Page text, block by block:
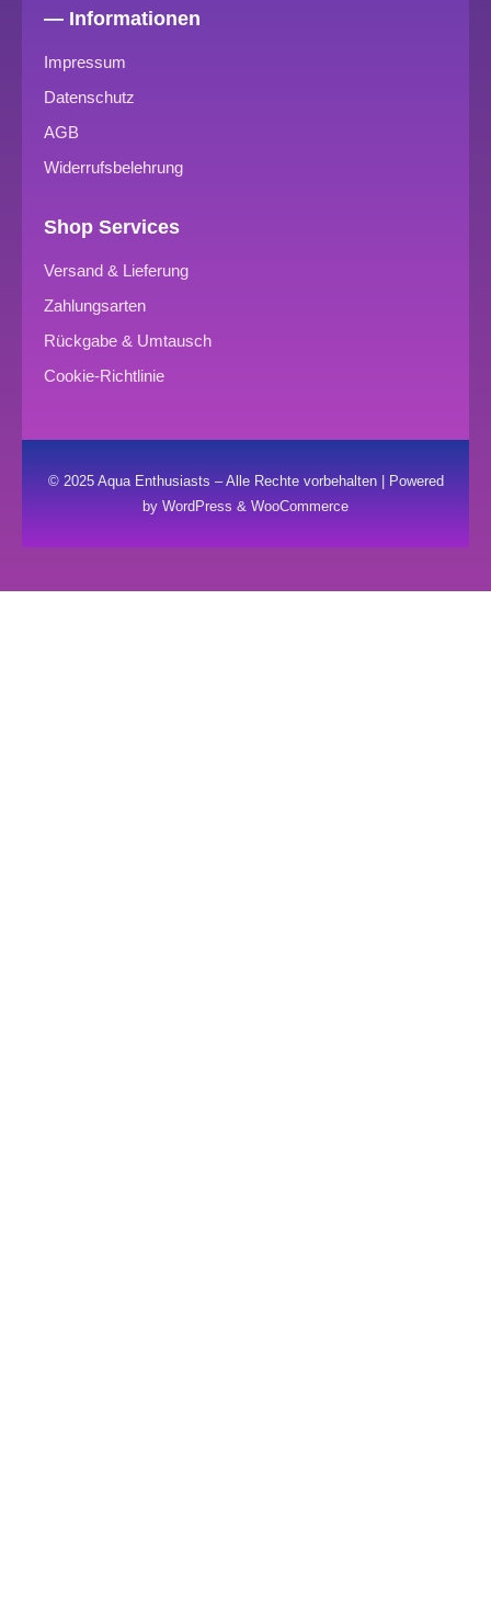
— Informationen
Impressum
Datenschutz
AGB
Widerrufsbelehrung
Shop Services
Versand & Lieferung
Zahlungsarten
Rückgabe & Umtausch
Cookie-Richtlinie
© 2025 Aqua Enthusiasts – Alle Rechte vorbehalten | Powered
by WordPress & WooCommerce